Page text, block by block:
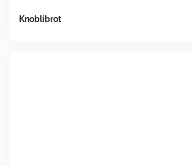
Knoblibrot